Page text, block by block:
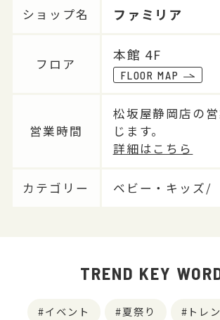
ショップ名 ファミリア
フロア
本館 4F
FLOOR MAP
営業時間
松坂屋静岡店の
じます。
詳細はこちら
カテゴリー ベビー・キッズ/
TREND KEY
イベント 夏祭り トレ